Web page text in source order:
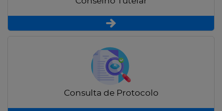
Consulta de Protocolo